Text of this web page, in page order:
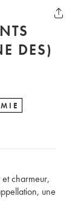
DES)
charmeur,
une